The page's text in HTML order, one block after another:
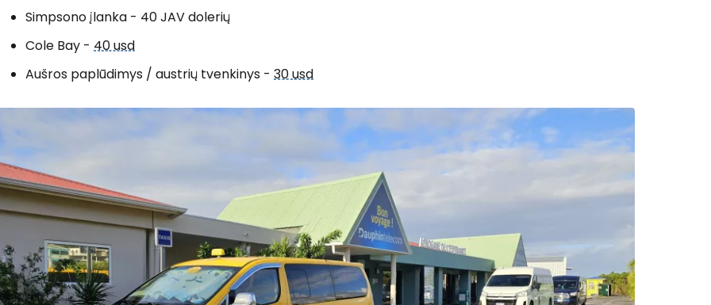
Simpsono įlanka - 40 JAV dolerių
Cole Bay - 40 usd
Aušros paplūdimys / austrių tvenkinys - 30 usd